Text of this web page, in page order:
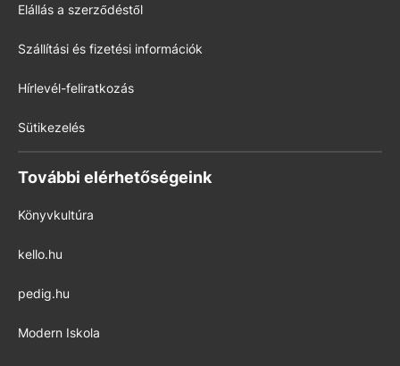
Elállás a szerződéstől
Szállítási és fizetési információk
Hírlevél-feliratkozás
Sütikezelés
További elérhetőségeink
Könyvkultúra
kello.hu
pedig.hu
Modern Iskola